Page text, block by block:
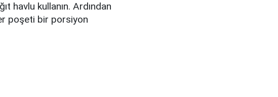
havlu kullanın. Ardından
poşeti bir porsiyon